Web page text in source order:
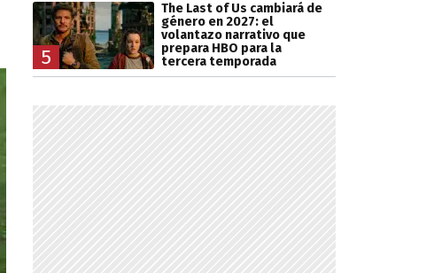
5
The Last of Us cambiará de
género en 2027: el
volantazo narrativo que
prepara HBO para la
tercera temporada